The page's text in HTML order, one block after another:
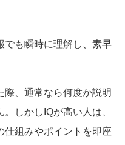
でも瞬時に理解し、素早
際、通常なら何度か説明
しかしIQが高い人は、
仕組みやポイントを即座